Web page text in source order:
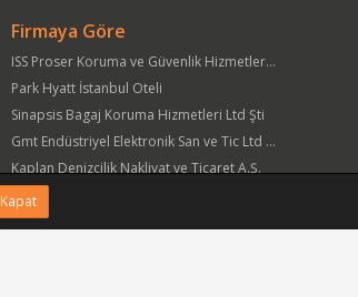
Firmaya Göre
ISS Proser Koruma ve Güvenlik Hizmetleri A.Ş.
Park Hyatt İstanbul Oteli
Sinapsis Bagaj Koruma Hizmetleri Ltd Şti
Gmt Endüstriyel Elektronik San ve Tic Ltd Şti
Kaplan Denizcilik Nakliyat ve Ticaret A.Ş.
APlus Hastane Otelcilik Hizmetleri A.Ş.
Kapat